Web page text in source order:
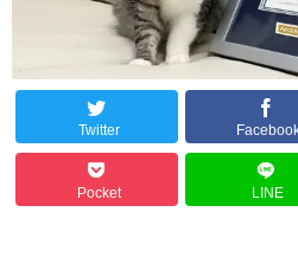
Twitter
Pocket LINE